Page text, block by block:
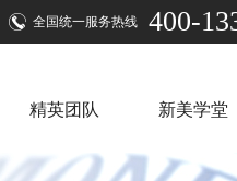
400-
全国统一服务热线
精英团队 新美学堂